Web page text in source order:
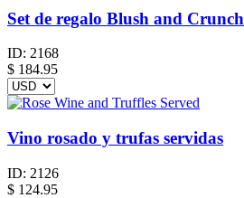
Set de regalo Blush and Crunch
ID: 2168
$ 184.95
Vino rosado y trufas servidas
ID: 2126
$ 124.95